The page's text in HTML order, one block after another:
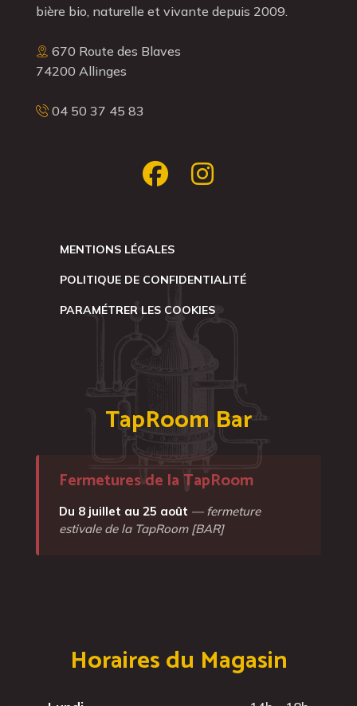
bière bio, naturelle et vivante depuis 2009.
670 Route des Blaves
74200 Allinges
04 50 37 45 83
MENTIONS LÉGALES
POLITIQUE DE CONFIDENTIALITÉ
PARAMÉTRER LES COOKIES
TapRoom Bar
Fermetures de la TapRoom
Du 8 juillet au 25 août — fermeture
estivale de la TapRoom [BAR]
Horaires du Magasin